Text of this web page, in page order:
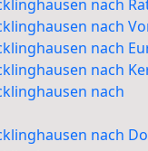
nach
nach
nach
nach
nach
nach